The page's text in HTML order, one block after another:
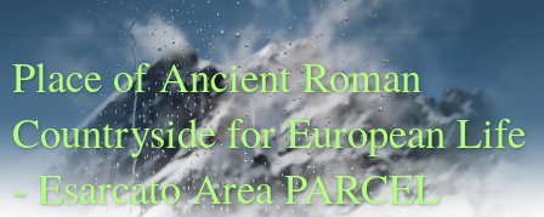
Place of Ancient Roman
Countryside for European Life
- Esarcato Area PARCEL